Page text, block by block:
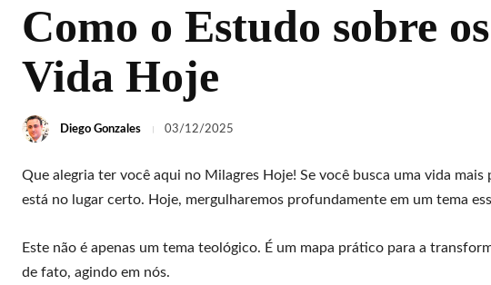
Como o Estudo sobre
Vida Hoje
Diego Gonzales 03/12/2025
Que alegria ter você aqui no Milagres Hoje! Se você busca uma vida
está no lugar certo. Hoje, mergulharemos profundamente em um tema
Este não é apenas um tema teológico. É um mapa prático para a
de fato, agindo em nós.